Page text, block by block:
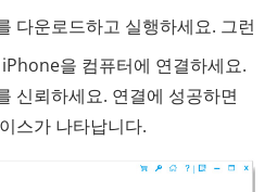
다운로드하고 실행하세요. 그런
을 컴퓨터에 연결하세요.
신뢰하세요. 연결에 성공하면
스가 나타납니다.